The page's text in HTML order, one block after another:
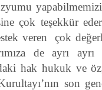
çok teşekkür
veren çok
de ayrı
hak hukuk ve
son